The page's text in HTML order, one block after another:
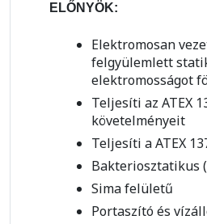
ELŐNYÖK:
Elektromosan
felgyülemlett
elektromosságot
Teljesíti az ATEX
követelményeit
Teljesíti a ATEX
Bakteriosztatikus
Sima felületű
Portaszító és